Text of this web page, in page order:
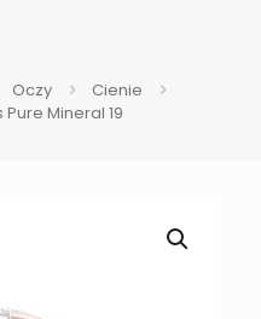
Oczy
Cienie
Mineral 19